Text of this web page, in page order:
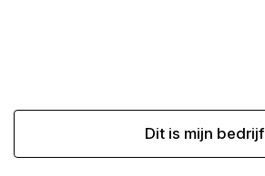
Dit is mijn bedrijf